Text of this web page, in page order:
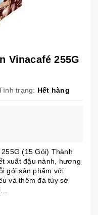
Vinacafé 255G
trạng: Hết hàng
(15 Gói) Thành
xuất đậu nành, hương
gói sản phẩm với
và thêm đá tùy sở